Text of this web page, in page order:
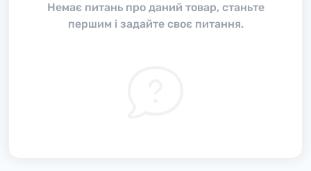
Немає питань про даний товар, станьте
першим і задайте своє питання.